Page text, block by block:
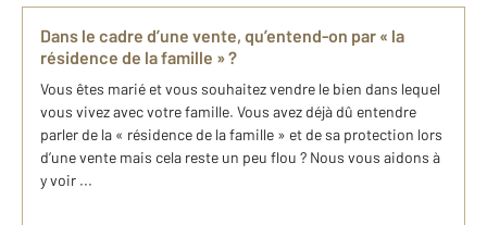
Dans le cadre d’une vente, qu’entend-on par « la
résidence de la famille » ?
Vous êtes marié et vous souhaitez vendre le bien dans lequel
vous vivez avec votre famille. Vous avez déjà dû entendre
parler de la « résidence de la famille » et de sa protection lors
d’une vente mais cela reste un peu flou ? Nous vous aidons à
y voir ...